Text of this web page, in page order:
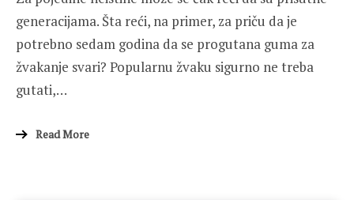
generacijama. Šta reći, na primer, za priču da je
potrebno sedam godina da se progutana guma za
žvakanje svari? Popularnu žvaku sigurno ne treba
gutati,…
Read More